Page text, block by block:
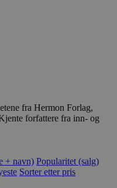
fra Hermon Forlag,
forfattere fra inn- og
+ navn) Popularitet (salg)
Sorter etter pris